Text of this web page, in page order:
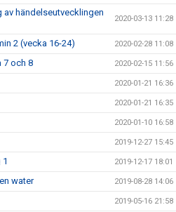
händelseutvecklingen
2020-03-13 11:28
2 (vecka 16-24) 2020-02-28 11:08
7 och 8 2020-02-15 11:56
2020-01-21 16:36
2020-01-21 16:35
2020-01-10 16:58
2019-12-27 15:45
2019-12-17 18:01
water 2019-08-28 14:06
2019-05-16 21:58